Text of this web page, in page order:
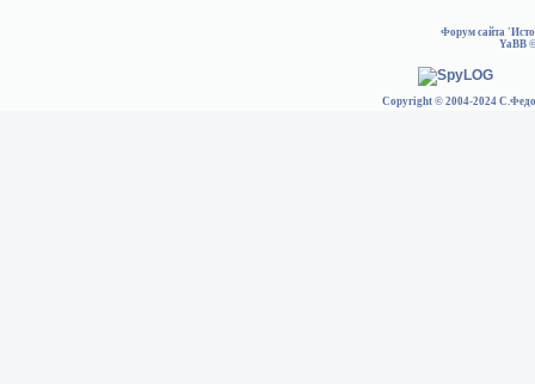
Форум сайта
YaBB
Copyright © 2004-2024